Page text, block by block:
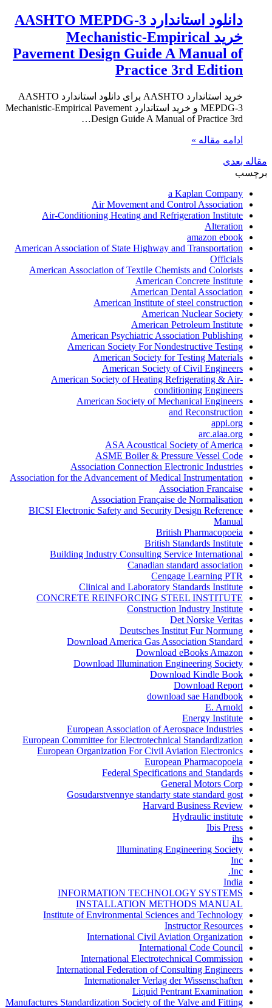
دانلود استاندارد AASHTO MEPDG-3
خرید Mechanistic-Empirical
Pavement Design Guide A Manual of
Practice 3rd Edition
خرید استاندارد AASHTO برای دانلود استاندارد AASHTO
MEPDG-3 و خرید استاندارد Mechanistic-Empirical Pavement
Design Guide A Manual of Practice 3rd…
ادامه مقاله »
مقاله بعدی
برچسب
a Kaplan Company
Air Movement and Control Association
Air-Conditioning Heating and Refrigeration Institute
Alteration
amazon ebook
American Association of State Highway and Transportation
Officials
American Association of Textile Chemists and Colorists
American Concrete Institute
American Dental Association
American Institute of steel construction
American Nuclear Society
American Petroleum Institute
American Psychiatric Association Publishing
American Society For Nondestructive Testing
American Society for Testing Materials
American Society of Civil Engineers
American Society of Heating Refrigerating & Air-
conditioning Engineers
American Society of Mechanical Engineers
and Reconstruction
appi.org
arc.aiaa.org
ASA Acoustical Society of America
ASME Boiler & Pressure Vessel Code
Association Connection Electronic Industries
Association for the Advancement of Medical Instrumentation
Association Francaise
Association Française de Normalisation
BICSI Electronic Safety and Security Design Reference
Manual
British Pharmacopoeia
British Standards Institute
Building Industry Consulting Service International
Canadian standard association
Cengage Learning PTR
Clinical and Laboratory Standards Institute
CONCRETE REINFORCING STEEL INSTITUTE
Construction Industry Institute
Det Norske Veritas
Deutsches Institut Fur Normung
Download America Gas Association Standard
Download eBooks Amazon
Download Illumination Engineering Society
Download Kindle Book
Download Report
download sae Handbook
E. Arnold
Energy Institute
European Association of Aerospace Industries
European Committee for Electrotechnical Standardization
European Organization For Civil Aviation Electronics
European Pharmacopoeia
Federal Specifications and Standards
General Motors Corp
Gosudarstvennye standarty state standard gost
Harvard Business Review
Hydraulic institute
Ibis Press
ihs
Illuminating Engineering Society
Inc
Inc.
India
INFORMATION TECHNOLOGY SYSTEMS
INSTALLATION METHODS MANUAL
Institute of Environmental Sciences and Technology
Instructor Resources
International Civil Aviation Organization
International Code Council
International Electrotechnical Commission
International Federation of Consulting Engineers
Internationaler Verlag der Wissenschaften
Liquid Pentrant Examination
Manufactures Standardization Society of the Valve and Fitting